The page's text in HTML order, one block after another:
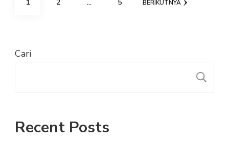
1 2 … 5 BERIKUTNYA
Cari
Recent Posts